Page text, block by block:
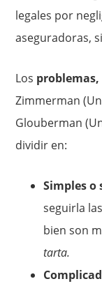
legales por
aseguradoras,
Los problemas,
Zimmerman
Glouberman
dividir en:
Simples o
seguirla
bien son
tarta.